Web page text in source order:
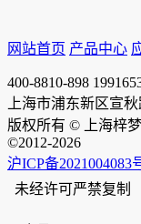
网站首页 产品中心
400-8810-898
上海市浦东新区宣
版权所有 © 上海梓
©2012-2026
沪ICP备2021004083
未经许可严禁复制